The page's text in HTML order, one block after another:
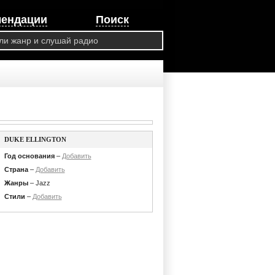
Поиск
DUKE ELLINGTON
Год основания– Добавить
Страна– Добавить
Жанры– Jazz
Стили – Добавить